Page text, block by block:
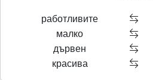
работливите
малко
дървен
красива